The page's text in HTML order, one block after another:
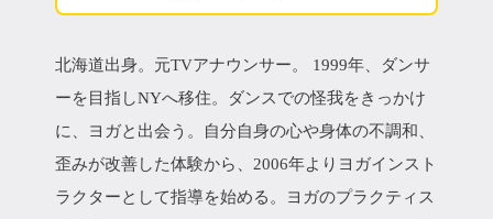
北海道出身。元TVアナウンサー。 1999年、ダンサ
ーを目指しNYへ移住。ダンスでの怪我をきっかけ
に、ヨガと出会う。自分自身の心や身体の不調和、
歪みが改善した体験から、2006年よりヨガインスト
ラクターとして指導を始める。ヨガのプラクティス